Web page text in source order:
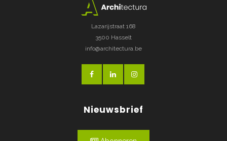
Lazarijstraat 168
3500 Hasselt
info@architectura.be
Nieuwsbrief